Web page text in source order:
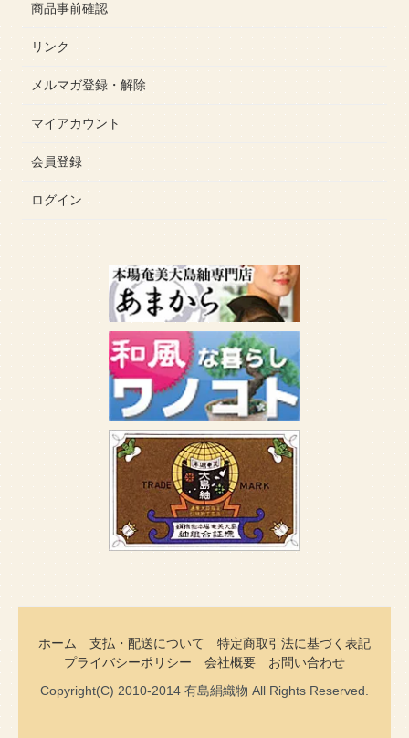
商品事前確認
リンク
メルマガ登録・解除
マイアカウント
会員登録
ログイン
ホーム 支払・配送について
特定商取引法に基づく表記
プライバシーポリシー
会社概要
お問い合わせ
Copyright(C) 2010-2014 有島絹織物 All Rights Reserved.